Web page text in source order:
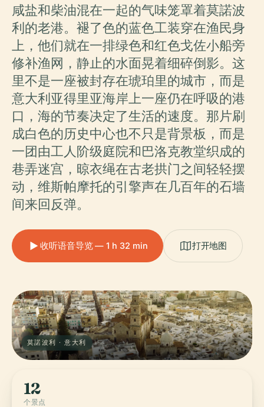
咸盐和柴油混在一起的气味笼罩着莫諾波
利的老港。褪了色的蓝色工装穿在渔民身
上，他们就在一排绿色和红色戈佐小船旁
修补渔网，静止的水面晃着细碎倒影。这
里不是一座被封存在琥珀里的城市，而是
意大利亚得里亚海岸上一座仍在呼吸的港
口，海的节奏决定了生活的速度。那片刷
成白色的历史中心也不只是背景板，而是
一团由工人阶级庭院和巴洛克教堂织成的
巷弄迷宫，晾衣绳在古老拱门之间轻轻摆
动，维斯帕摩托的引擎声在几百年的石墙
间来回反弹。
收听语音导览 — 1 h 32 min 打开地图
莫諾波利 · 意大利
12
个景点